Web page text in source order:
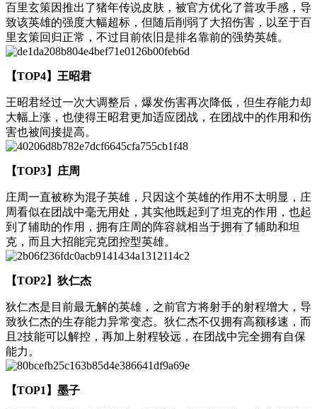
百里玄策因推出了猪年传说皮肤，被官方优化了普攻手感，导
致该英雄的强度大幅超标，但随后削弱了大招伤害，以至于百
里玄策回归正常，不过目前依旧是排名靠前的强势英雄。
【TOP4】王昭君
王昭君经过一次大调整后，爆发伤害再次降低，但生存能力却
大幅上涨，也使得王昭君更加适应团战，在团战中的作用和伤
害也被间接提高。
【TOP3】庄周
庄周一直被称为混子英雄，只因这个英雄的作用不太明显，庄
周看似在团战中毫无用处，其实他既起到了坦克的作用，也起
到了辅助的作用，拥有庄周的阵容就相当于拥有了辅助和坦
克，而且大招能完克团控型英雄。
【TOP2】狄仁杰
狄仁杰是目前最无解的英雄，之前官方将射手的射程增大，导
致狄仁杰的生存能力异常变态。狄仁杰不仅拥有高额移速，而
且2技能可以解控，再加上射程较远，在团战中完全拥有自保
能力。
【TOP1】墨子